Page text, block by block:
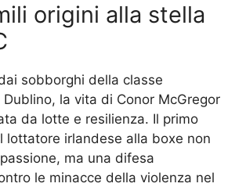
origini alla stella
sobborghi della classe
la vita di Conor McGregor
da lotte e resilienza. Il primo
lottatore irlandese alla boxe non
ma una difesa
le minacce della violenza nel